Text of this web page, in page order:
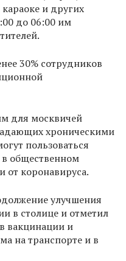
и других
до 06:00 им
30% сотрудников
для москвичей
хроническими
пользоваться
в общественном
от коронавируса.
улучшения
в столице и отметил
вакцинации и
на транспорте и в